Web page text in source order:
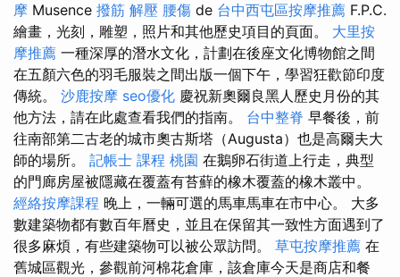
摩 Musence 撥筋 解壓 腰傷 de 台中西屯區按摩推薦 F.P.C.
繪畫，光刻，雕塑，照片和其他歷史項目的頁面。 大里按
摩推薦 一種深厚的潛水文化，計劃在後座文化博物館之間
在五顏六色的羽毛服裝之間出版一個下午，學習狂歡節印度
傳統。 沙鹿按摩 seo優化 慶祝新奧爾良黑人歷史月份的其
他方法，請在此處查看我們的指南。 台中整脊 早餐後，前
往南部第二古老的城市奧古斯塔（Augusta）也是高爾夫大
師的場所。 記帳士 課程 桃園 在鵝卵石街道上行走，典型
的門廊房屋被隱藏在覆蓋有苔蘚的橡木覆蓋的橡木叢中。
經絡按摩課程 晚上，一輛可選的馬車馬車在市中心。 大多
數建築物都有數百年曆史，並且在保留其一致性方面遇到了
很多麻煩，有些建築物可以被公眾訪問。 草屯按摩推薦 在
舊城區觀光，參觀前河棉花倉庫，該倉庫今天是商店和餐